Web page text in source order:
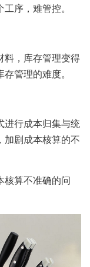
序，难管控。
料，库存管理变得
管理的难度。
进行成本归集与统
加剧成本核算的不
核算不准确的问